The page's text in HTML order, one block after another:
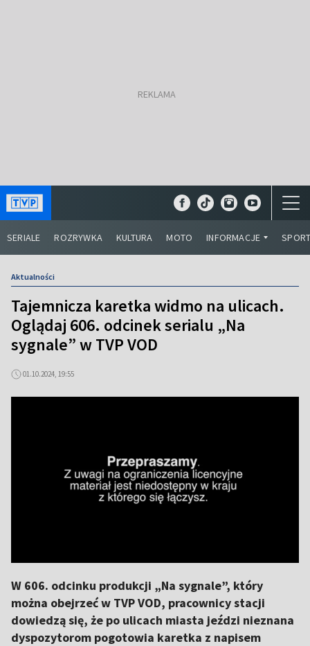
SERIALE ROZRYWKA KULTURA MOTO INFORMACJE
Aktualności
Tajemnicza karetka widmo na ulicach.
Oglądaj 606. odcinek serialu „Na
sygnale” w TVP VOD
01.10.2024, 19:55
W 606. odcinku produkcji „Na sygnale”, który
można obejrzeć w TVP VOD, pracownicy stacji
dowiedzą się, że po ulicach miasta jeździ nieznana
dyspozytorom pogotowia karetka z napisem